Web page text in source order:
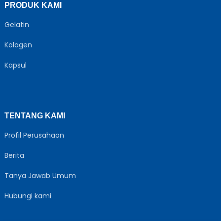
PRODUK KAMI
Gelatin
Kolagen
Kapsul
TENTANG KAMI
Profil Perusahaan
Berita
Tanya Jawab Umum
Hubungi kami